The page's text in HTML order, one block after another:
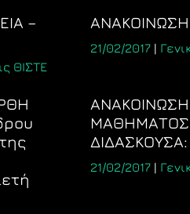
–
ΘΙΣΤΕ
ΑΝΑΚΟΙΝΩΣΗ
21/02/2017 |
ΜΑΘΗΜΑΤΟΣ
21/02/2017 |